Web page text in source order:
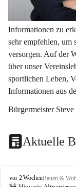
Informationen zu
sehr empfehlen, um
versorgen. Auf der
über unser
sportlichen Leben,
Informationen aus
Bürgermeister
Aktuelle
F
vor 2 WochenBauen &